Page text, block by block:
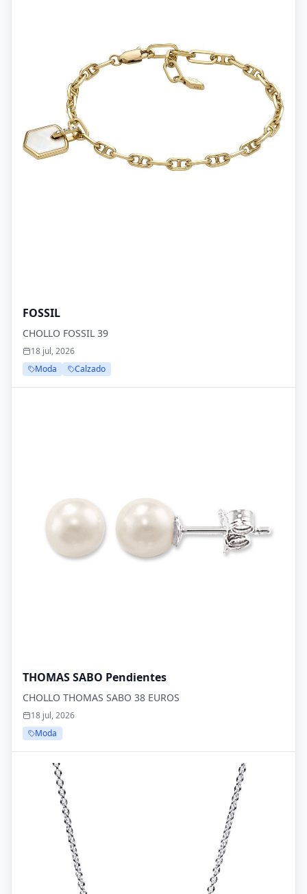
FOSSIL
CHOLLO FOSSIL 39
18 jul, 2026
Moda
Calzado
THOMAS SABO Pendientes
CHOLLO THOMAS SABO 38 EUROS
18 jul, 2026
Moda